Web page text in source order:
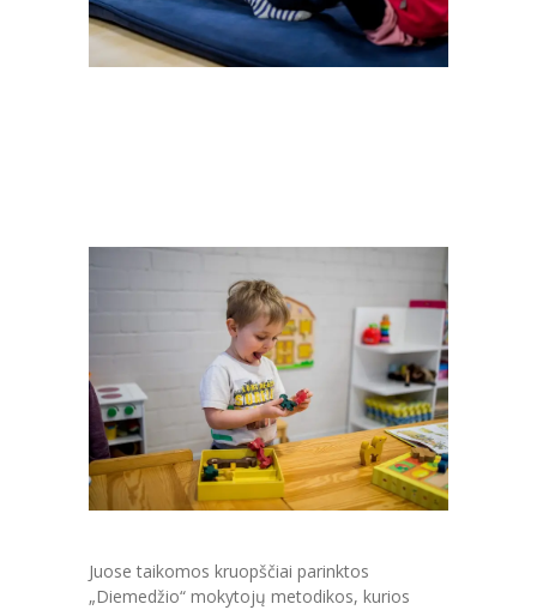
Juose taikomos kruopščiai parinktos
„Diemedžio“ mokytojų metodikos, kurios